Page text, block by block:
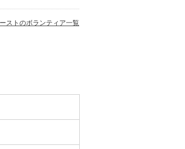
ストのボランティア一覧